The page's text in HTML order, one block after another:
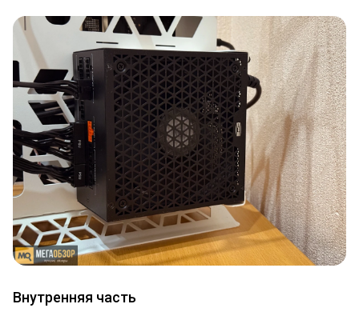
Внутренняя часть